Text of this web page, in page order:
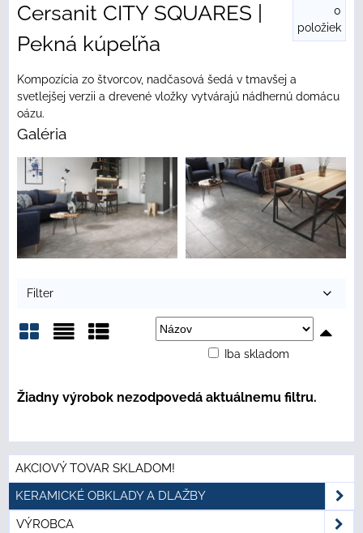
Cersanit CITY SQUARES |
Pekná kúpeľňa
0
položiek
Kompozícia zo štvorcov, nadčasová šedá v tmavšej a
svetlejšej verzii a drevené vložky vytvárajú nádhernú domácu
oázu.
Galéria
Filter
Iba skladom
AKCIOVÝ TOVAR SKLADOM!
KERAMICKÉ OBKLADY A DLAŽBY
VÝROBCA